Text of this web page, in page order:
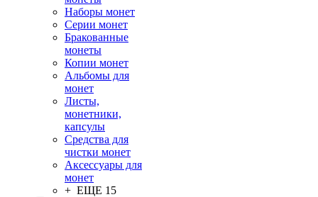
Наборы монет
Серии монет
Бракованные
монеты
Копии монет
Альбомы для
монет
Листы,
монетники,
капсулы
Средства для
чистки монет
Аксессуары для
монет
+ ЕЩЕ 15